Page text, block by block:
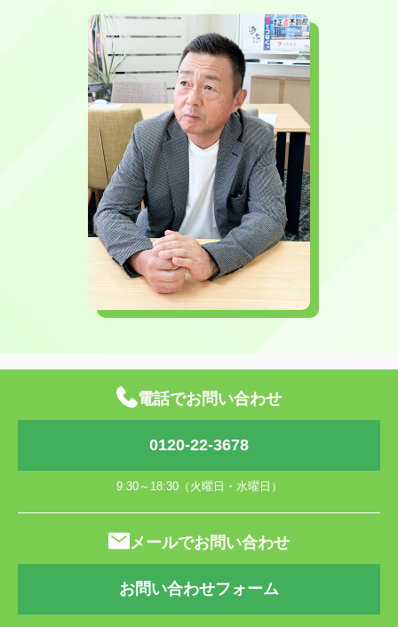
電話でお問い合わせ
0120-22-3678
9:30～18:30（火曜日・水曜日）
メールでお問い合わせ
お問い合わせフォーム